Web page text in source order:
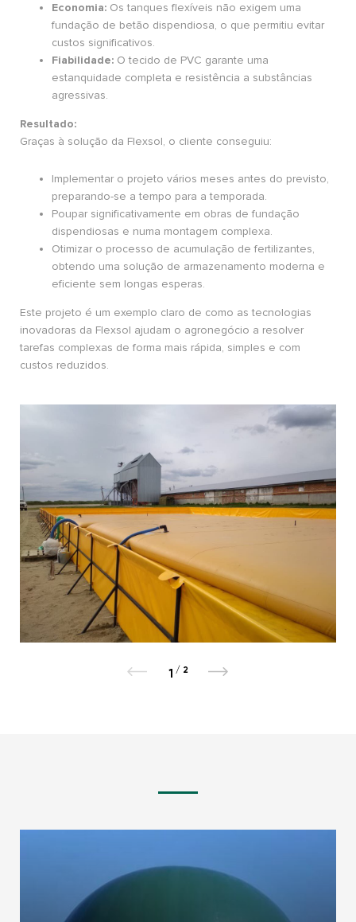
Economia: Os tanques flexíveis não exigem uma
fundação de betão dispendiosa, o que permitiu evitar
custos significativos.
Fiabilidade: O tecido de PVC garante uma
estanquidade completa e resistência a substâncias
agressivas.
Resultado:
Graças à solução da Flexsol, o cliente conseguiu:
Implementar o projeto vários meses antes do previsto,
preparando-se a tempo para a temporada.
Poupar significativamente em obras de fundação
dispendiosas e numa montagem complexa.
Otimizar o processo de acumulação de fertilizantes,
obtendo uma solução de armazenamento moderna e
eficiente sem longas esperas.
Este projeto é um exemplo claro de como as tecnologias
inovadoras da Flexsol ajudam o agronegócio a resolver
tarefas complexas de forma mais rápida, simples e com
custos reduzidos.
1 / 2